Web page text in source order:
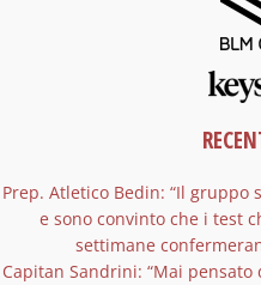
Prep. Atletico Bedin: “Il
e sono convinto che i test
settimane
Capitan Sandrini: “Mai